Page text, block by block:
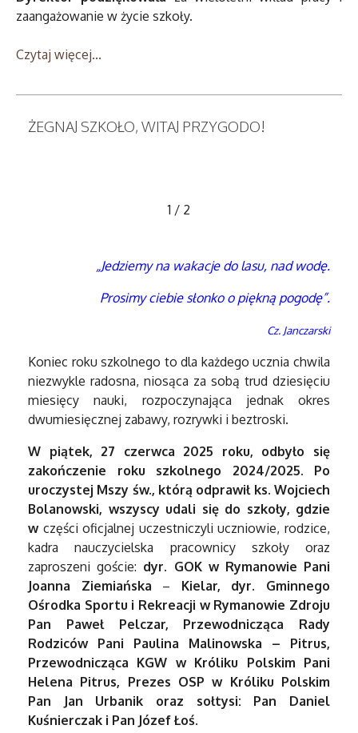
zaangażowanie w życie szkoły.
Czytaj więcej...
ŻEGNAJ SZKOŁO, WITAJ PRZYGODO!
1 / 2
„Jedziemy na wakacje do lasu, nad wodę.
Prosimy ciebie słonko o piękną pogodę”.
Cz. Janczarski
Koniec roku szkolnego to dla każdego ucznia chwila
niezwykle radosna, niosąca za sobą trud dziesięciu
miesięcy nauki, rozpoczynająca jednak okres
dwumiesięcznej zabawy, rozrywki i beztroski.
W piątek, 27 czerwca 2025 roku, odbyło się
zakończenie roku szkolnego 2024/2025. Po
uroczystej Mszy św., którą odprawił ks. Wojciech
Bolanowski, wszyscy udali się do szkoły, gdzie
wczęści oficjalnej uczestniczyli uczniowie, rodzice,
kadra nauczycielska pracownicy szkoły oraz
zaproszeni goście: dyr. GOK w Rymanowie Pani
Joanna Ziemiańska – Kielar,
dyr. Gminnego
Ośrodka Sportu i Rekreacji w Rymanowie Zdroju
Pan Paweł Pelczar, Przewodnicząca Rady
Rodziców Pani Paulina Malinowska – Pitrus,
Przewodnicząca KGW w Króliku Polskim Pani
Helena Pitrus, Prezes OSP w Króliku Polskim
Pan Jan Urbanik oraz sołtysi: Pan Daniel
Kuśnierczak i Pan Józef Łoś.